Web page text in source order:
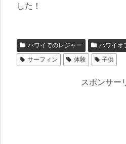
した！
ハワイでのレジャー
ハワイオ
サーフィン
体験 子供
スポンサー